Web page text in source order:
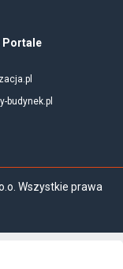
Portale
budynek.pl
Wszystkie prawa